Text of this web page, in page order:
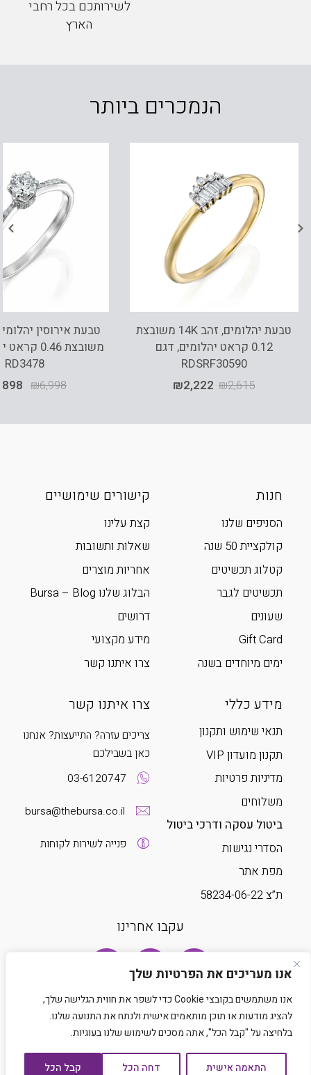
אנו מעריכים את הפרטיות שלך
אנו משתמשים בקובצי Cookie כדי לשפר את חווית הגלישה שלך,
להציג מודעות או תוכן מותאמים אישית ולנתח את התנועה שלנו.
בלחיצה על "קבל הכל", אתה מסכים לשימוש שלנו בעוגיות.
התאמה אישית דחה הכל קבל הכל
לשירותכם בכל רחבי
הארץ
הנמכרים ביותר
טבעת יהלומים, זהב 14K משובצת
0.12 קראט יהלומים, דגם
RDSRF30590
₪2,615
₪2,222
משובצת
RD3478
₪6,998
חנות
הסניפים שלנו
קולקציית 50 שנה
קטלוג תכשיטים
תכשיטים לגבר
שעונים
Gift Card
ימים מיוחדים בשנה
קישורים שימושיים
קצת עלינו
שאלות ותשובות
אחריות מוצרים
הבלוג שלנו Bursa – Blog
דרושים
מידע מקצועי
צרו איתנו קשר
מידע כללי
תנאי שימוש ותקנון
תקנון מועדון VIP
מדיניות פרטיות
משלוחים
ביטול עסקה ודרכי ביטול
הסדרי נגישות
מפת אתר
ת”צ 58234-06-22
צרו איתנו קשר
צריכים עזרה? התייעצות? אנחנו
כאן בשבילכם
03-6120747
bursa@thebursa.co.il
פנייה לשירות לקוחות
עקבו אחרינו
Developed by Matat Technologies LTD